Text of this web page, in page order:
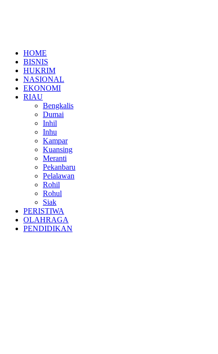
HOME
BISNIS
HUKRIM
NASIONAL
EKONOMI
RIAU
Bengkalis
Dumai
Inhil
Inhu
Kampar
Kuansing
Meranti
Pekanbaru
Pelalawan
Rohil
Rohul
Siak
PERISTIWA
OLAHRAGA
PENDIDIKAN